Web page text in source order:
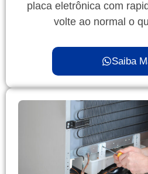
placa eletrônica com
volte ao normal o
Saiba